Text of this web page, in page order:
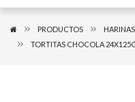
PRODUCTOS HARINAS
TORTITAS CHOCOLA